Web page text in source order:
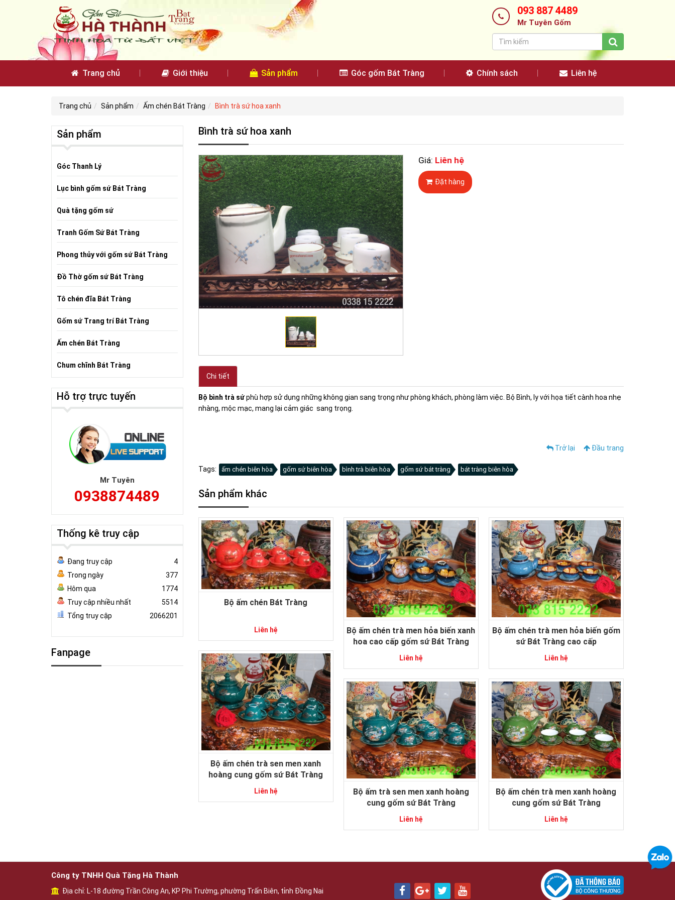
093 887 4489
Mr Tuyên Gốm
Trang chủ Giới thiệu Sản phẩm Góc gốm Bát Tràng Chính sách Liên hệ
Trang chủ Sản phẩm Ấm chén Bát Tràng Bình trà sứ hoa xanh
Bình trà sứ hoa xanh
Giá: Liên hệ
Đặt hàng
Chi tiết
Bộ bình trà sứphù hợp sử dụng những không gian sang trọng như phòng khách, phòng làm việc. Bộ Bình, ly với họa tiết cành hoa nhẹ
nhàng, mộc mạc, mang lại cảm giác sang trọng.
Trở lại Đầu trang
Tags: ấm chén biên hòa gốm sứ biên hòa bình trà biên hòa gốm sứ bát tràng bát tràng biên hòa
Sản phẩm khác
Bộ ấm chén Bát Tràng
Liên hệ
Bộ ấm chén trà men hỏa biến xanh
hoa cao cấp gốm sứ Bát Tràng
Liên hệ
Bộ ấm chén trà men hỏa biến gốm
sứ Bát Tràng cao cấp
Liên hệ
Bộ ấm chén trà sen men xanh
hoàng cung gốm sứ Bát Tràng
Liên hệ
Bộ ấm trà sen men xanh hoàng
cung gốm sứ Bát Tràng
Liên hệ
Bộ ấm chén trà men xanh hoàng
cung gốm sứ Bát Tràng
Liên hệ
Sản phẩm
Góc Thanh Lý
Lục bình gốm sứ Bát Tràng
Quà tặng gốm sứ
Tranh Gốm Sứ Bát Tràng
Phong thủy với gốm sứ Bát Tràng
Đồ Thờ gốm sứ Bát Tràng
Tô chén đĩa Bát Tràng
Gốm sứ Trang trí Bát Tràng
Ấm chén Bát Tràng
Chum chĩnh Bát Tràng
Hỗ trợ trực tuyến
Mr Tuyên
0938874489
Thống kê truy cập
Đang truy cập
4
Trong ngày
377
Hôm qua
1774
Truy cập nhiều nhất
5514
Tổng truy cập
2066201
Fanpage
Công ty TNHH Quà Tặng Hà Thành
Địa chỉ: L-18 đường Trần Công An, KP Phi Trường, phường Trấn Biên, tỉnh Đồng Nai